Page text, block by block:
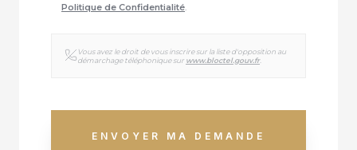
Politique de Confidentialité
Vous avez le droit de vous inscrire sur la liste d'opposition au
démarchage téléphonique sur www.bloctel.gouv.fr.
ENVOYER MA DEMANDE